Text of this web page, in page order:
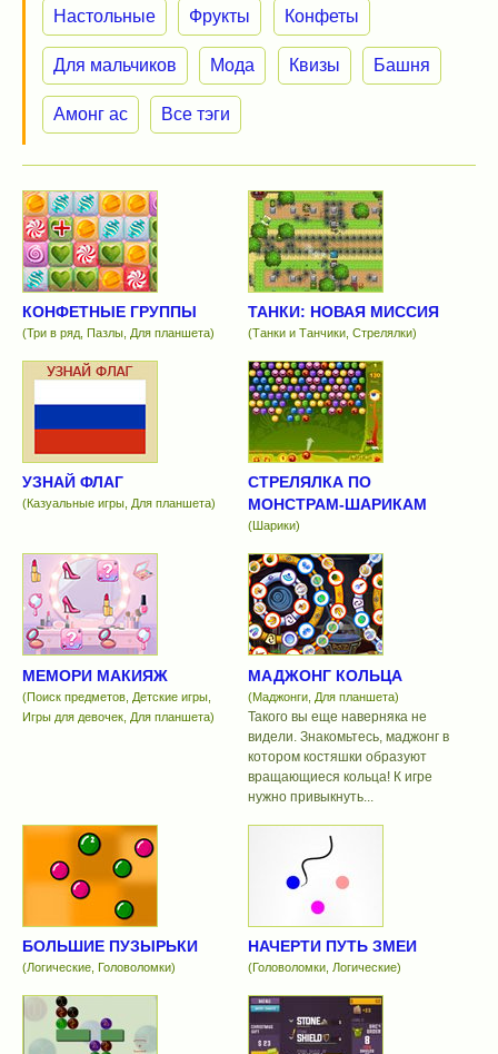
Настольные Фрукты Конфеты
Для мальчиков Мода Квизы Башня
Амонг ас Все тэги
КОНФЕТНЫЕ ГРУППЫ
(Три в ряд, Пазлы, Для планшета)
ТАНКИ: НОВАЯ МИССИЯ
(Танки и Танчики, Стрелялки)
УЗНАЙ ФЛАГ
(Казуальные игры, Для планшета)
СТРЕЛЯЛКА ПО
МОНСТРАМ-ШАРИКАМ
(Шарики)
МЕМОРИ МАКИЯЖ
(Поиск предметов, Детские игры,
Игры для девочек, Для планшета)
МАДЖОНГ КОЛЬЦА
(Маджонги, Для планшета)
Такого вы еще наверняка не
видели. Знакомьтесь, маджонг в
котором костяшки образуют
вращающиеся кольца! К игре
нужно привыкнуть...
БОЛЬШИЕ ПУЗЫРЬКИ
(Логические, Головоломки)
НАЧЕРТИ ПУТЬ ЗМЕИ
(Головоломки, Логические)